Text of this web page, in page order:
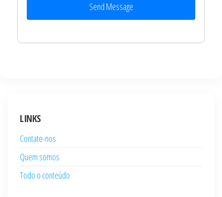
Send Message
LINKS
Contate-nos
Quem somos
Todo o conteúdo